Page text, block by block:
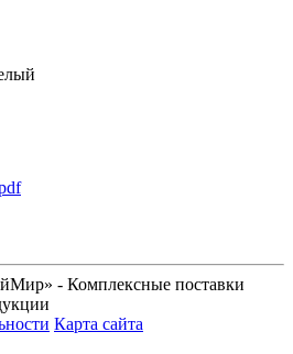
- Комплексные поставки
Карта сайта